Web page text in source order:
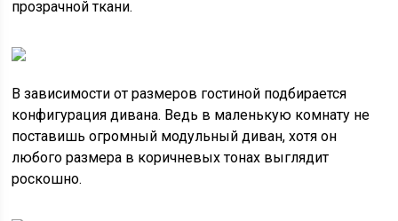
прозрачной ткани.
В зависимости от размеров гостиной подбирается
конфигурация дивана. Ведь в маленькую комнату не
поставишь огромный модульный диван, хотя он
любого размера в коричневых тонах выглядит
роскошно.